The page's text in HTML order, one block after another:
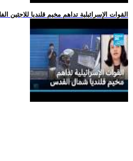
.. القوات الإسرائيلية تداهم مخيم قلنديا للاجئين